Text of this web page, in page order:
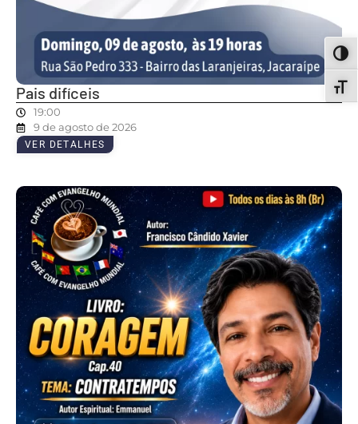
Pais difíceis
19:00
9 de agosto de 2026
VER DETALHES